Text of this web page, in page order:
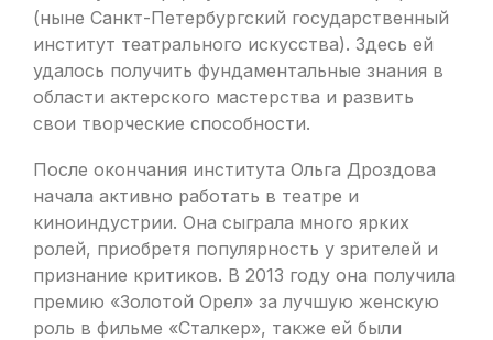
(ныне Санкт-Петербургский государственный
институт театрального искусства). Здесь ей
удалось получить фундаментальные знания в
области актерского мастерства и развить
свои творческие способности.
После окончания института Ольга Дроздова
начала активно работать в театре и
киноиндустрии. Она сыграла много ярких
ролей, приобретя популярность у зрителей и
признание критиков. В 2013 году она получила
премию «Золотой Орел» за лучшую женскую
роль в фильме «Сталкер», также ей были